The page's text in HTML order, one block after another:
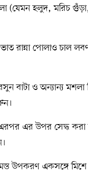
(যেমন হলুদ, মরিচ
রান্না পোলাও চাল
বাটা ও অন্যান্য মশলা
এরপর এর উপর সেদ্ধ
উপকরণ একসঙ্গে